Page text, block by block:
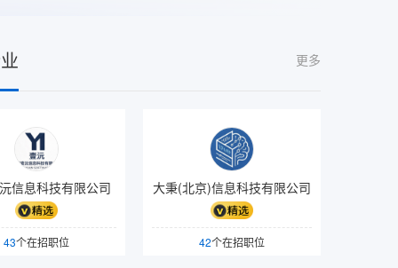
更多
信息科技有限公司
43个在招职位
大秉(北京)信息科技有限公司
42个在招职位